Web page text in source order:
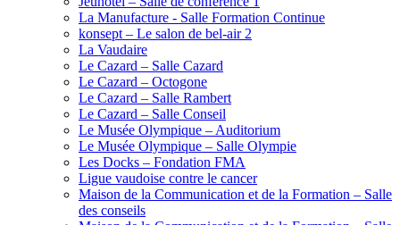
La Manufacture - Salle Formation Continue
konsept – Le salon de bel-air 2
La Vaudaire
Le Cazard – Salle Cazard
Le Cazard – Octogone
Le Cazard – Salle Rambert
Le Cazard – Salle Conseil
Le Musée Olympique – Auditorium
Le Musée Olympique – Salle Olympie
Les Docks – Fondation FMA
Ligue vaudoise contre le cancer
Maison de la Communication et de la Formation – Salle
des conseils